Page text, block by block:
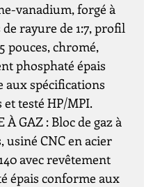
vanadium, forgé à
rayure de 1:7, profil
pouces, chromé,
phosphaté épais
aux spécifications
testé HP/MPI.
À GAZ : Bloc de gaz à
usiné CNC en acier
avec revêtement
épais conforme aux